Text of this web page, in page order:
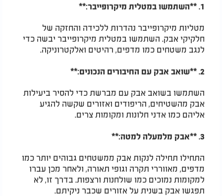
1. **השתמשו במטלית מיקרופייבר:**
מטליות מיקרופייבר נהדרות ללכידה והחזקה של
חלקיקי אבק. השתמשו במטלית מיקרופייבר יבשה כדי
לנגב משטחים כמו מדפים, רהיטים ואלקטרוניקה.
2. **שואב אבק עם החיבורים הנכונים:**
השתמשו בשואב אבק עם מברשת כדי להסיר ביעילות
אבק מהשטיחים, הריפודים ואזורים שקשה להגיע
אליהם כמו אדני חלונות ומקומות צרים.
3. **אבק מלמעלה למטה:**
התחילו תחילה לנקות אבק ממשטחים גבוהים יותר כמו
מדפים, מאווררי תקרה וגופי תאורה, ולאחר מכן עברו
למקומות נמוכים כמו שולחנות ורצפות. בדרך זו, לא
תפגשו אבק בשנית על אזורים שכבר ניקיתם.